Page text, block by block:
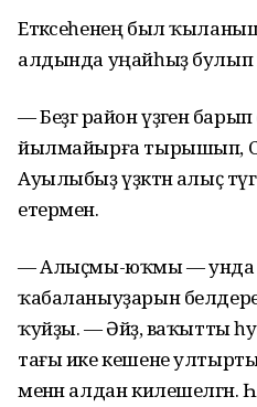
Етәксеһенең был
алдында уңайһыҙ булып
— Беҙгә район үҙәгенә
йылмайырға тырышып,
Ауылыбыҙ үҙәктән алыҫ
етермен.
— Алыҫмы-юҡмы — унда
ҡабаланыуҙарын белдереп,
ҡуйҙы. — Әйҙә, ваҡытты
тағы ике кешене
менән алдан килешелгән.